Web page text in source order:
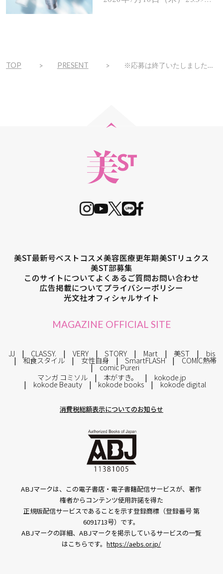
TOP PRESENT ※応募は終了いたしました。【7/16まで】うねりやパサつき… 夏の髪悩みを解消するヘアケアアイテムを13名様にプレゼント！
美ST最新号ベストコスメ美容医療更年期美STリュクス
美ST部募集
このサイトについてよくあるご質問お問い合わせ
広告掲載についてプライバシーポリシー
光文社オフィシャルサイト
MAGAZINE OFFICIAL SITE
JJ CLASSY. VERY STORY Mart 美ST bis
和食スタイル 女性自身 SmartFLASH COMIC熱帯
comic Pureri
マンガ コミソル
本がすき。 kokode.jp
kokode Beauty kokode books kokode digital
消費税総額表示についてのお知らせ
ABJマークは、この電子書店・電子書籍配信サービスが、著作
権者からコンテンツ使用許諾を得た
正規版配信サービスであることを示す登録商標（登録番号 第
6091713号）です。
ABJマークの詳細、ABJマークを掲示しているサービスの一覧
はこちらです。https://aebs.or.jp/